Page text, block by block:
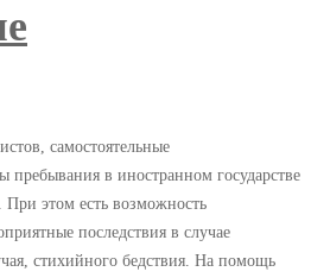
самостоятельные
пребывания в иностранном государстве
этом есть возможность
последствия в случае
стихийного бедствия. На помощь